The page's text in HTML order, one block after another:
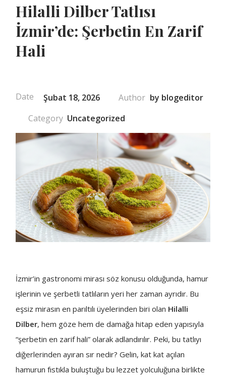
Hilalli Dilber Tatlısı
İzmir’de: Şerbetin En Zarif
Hali
Şubat 18, 2026 by blogeditor
Uncategorized
İzmir’in gastronomi mirası söz konusu olduğunda, hamur
işlerinin ve şerbetli tatlıların yeri her zaman ayrıdır. Bu
eşsiz mirasın en parıltılı üyelerinden biri olan Hilalli
Dilber, hem göze hem de damağa hitap eden yapısıyla
“şerbetin en zarif hali” olarak adlandırılır. Peki, bu tatlıyı
diğerlerinden ayıran sır nedir? Gelin, kat kat açılan
hamurun fıstıkla buluştuğu bu lezzet yolculuğuna birlikte